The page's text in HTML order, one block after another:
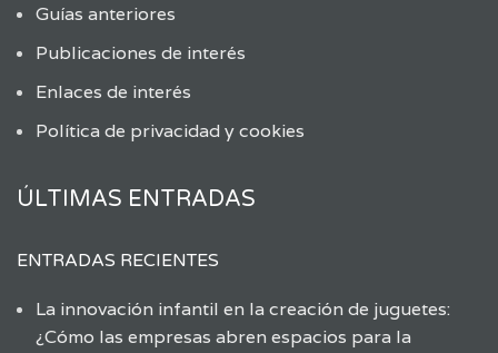
Guías anteriores
Publicaciones de interés
Enlaces de interés
Política de privacidad y cookies
ÚLTIMAS ENTRADAS
ENTRADAS RECIENTES
La innovación infantil en la creación de juguetes:
¿Cómo las empresas abren espacios para la